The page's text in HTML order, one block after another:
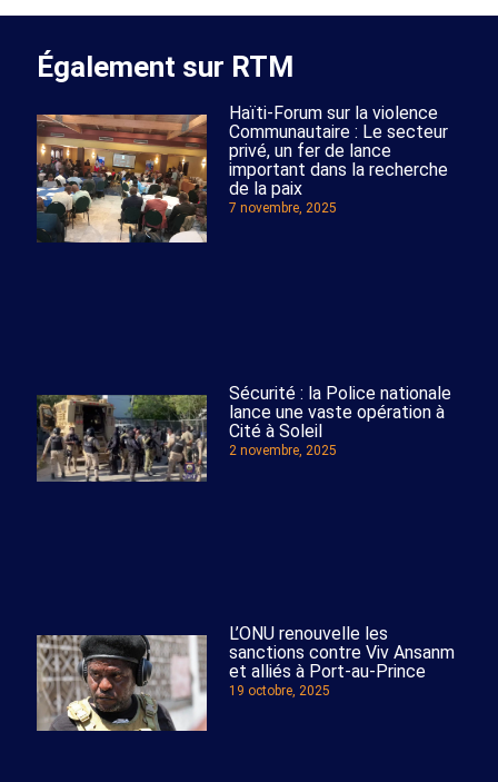
Également sur RTM
Haïti-Forum sur la violence
Communautaire : Le secteur
privé, un fer de lance
important dans la recherche
de la paix
7 novembre, 2025
Sécurité : la Police nationale
lance une vaste opération à
Cité à Soleil
2 novembre, 2025
L’ONU renouvelle les
sanctions contre Viv Ansanm
et alliés à Port-au-Prince
19 octobre, 2025